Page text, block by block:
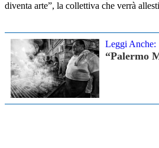
diventa arte”, la collettiva che verrà
Leggi Anche:
“Palermo